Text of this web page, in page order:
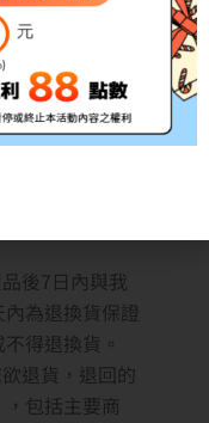
）之權益。如
商品如電腦、
、專用紙儲存
商品，購買後
購買試用後不
後7日內與我
為退換貨保證
得退換貨。
退貨，退回的
包括主要商